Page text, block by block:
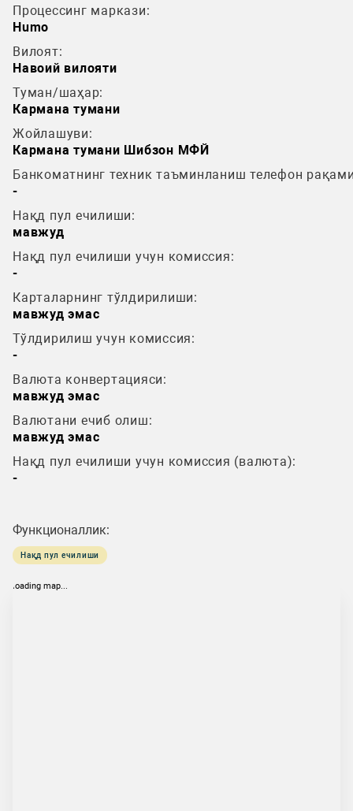
Процессинг маркази:
Humo
Вилоят:
Навоий вилояти
Туман/шаҳар:
Кармана тумани
Жойлашуви:
Кармана тумани Шибзон МФЙ
Банкоматнинг техник таъминланиш телефон
-
Нақд пул ечилиши:
мавжуд
Нақд пул ечилиши учун комиссия:
-
Карталарнинг тўлдирилиши:
мавжуд эмас
Тўлдирилиш учун комиссия:
-
Валюта конвертацияси:
мавжуд эмас
Валютани ечиб олиш:
мавжуд эмас
Нақд пул ечилиши учун комиссия (валюта):
-
Функционаллик:
Нақд пул ечилиши
loading map...